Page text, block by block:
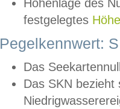
Höhenlage des
festgelegtes
Pegelkennwert:
Das
Das SKN